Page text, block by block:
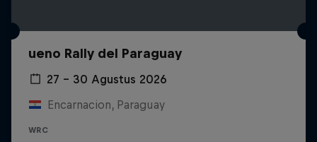
ueno Rally del Paraguay
27 – 30 Agustus 2026
Encarnacion, Paraguay
WRC